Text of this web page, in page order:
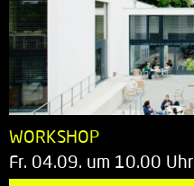
WORKSHOP
Fr. 04.09. um 10.00 Uhr